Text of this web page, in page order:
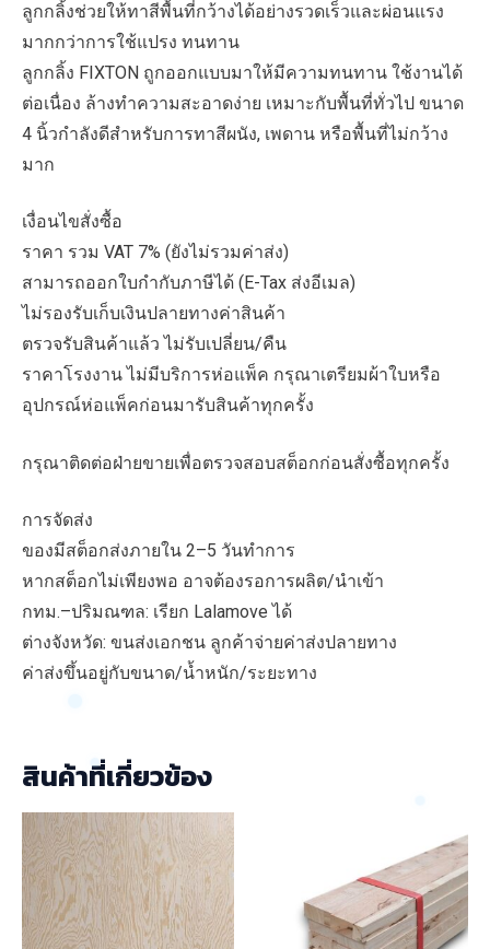
ลูกกลิ้งช่วยให้ทาสีพื้นที่กว้างได้อย่างรวดเร็วและผ่อนแรง
มากกว่าการใช้แปรง ทนทาน
ลูกกลิ้ง FIXTON ถูกออกแบบมาให้มีความทนทาน ใช้งานได้
ต่อเนื่อง ล้างทำความสะอาดง่าย เหมาะกับพื้นที่ทั่วไป ขนาด
4 นิ้วกำลังดีสำหรับการทาสีผนัง, เพดาน หรือพื้นที่ไม่กว้าง
มาก
เงื่อนไขสั่งซื้อ
ราคา รวม VAT 7% (ยังไม่รวมค่าส่ง)
สามารถออกใบกำกับภาษีได้ (E-Tax ส่งอีเมล)
ไม่รองรับเก็บเงินปลายทางค่าสินค้า
ตรวจรับสินค้าแล้ว ไม่รับเปลี่ยน/คืน
ราคาโรงงาน ไม่มีบริการห่อแพ็ค กรุณาเตรียมผ้าใบหรือ
อุปกรณ์ห่อแพ็คก่อนมารับสินค้าทุกครั้ง
กรุณาติดต่อฝ่ายขายเพื่อตรวจสอบสต็อกก่อนสั่งซื้อทุกครั้ง
การจัดส่ง
ของมีสต็อกส่งภายใน 2–5 วันทำการ
หากสต็อกไม่เพียงพอ อาจต้องรอการผลิต/นำเข้า
กทม.–ปริมณฑล: เรียก Lalamove ได้
ต่างจังหวัด: ขนส่งเอกชน ลูกค้าจ่ายค่าส่งปลายทาง
ค่าส่งขึ้นอยู่กับขนาด/น้ำหนัก/ระยะทาง
สินค้าที่เกี่ยวข้อง